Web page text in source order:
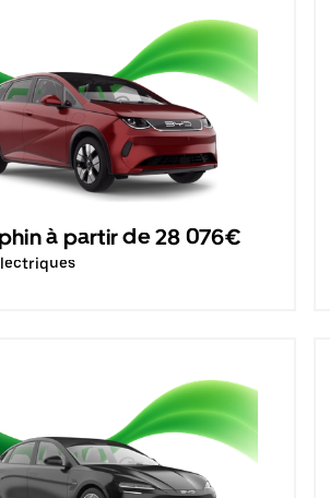
à partir de 28 076€